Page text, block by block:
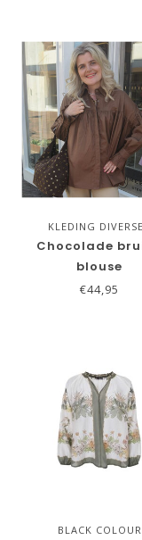
KLEDING
Chocolade
blouse
€44,95
BLACK COLOUR